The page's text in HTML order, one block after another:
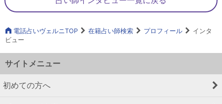
電話占いヴェルニTOP 在籍占い師検索 プロフィール
インタ
ビュー
サイトメニュー
初めての方へ